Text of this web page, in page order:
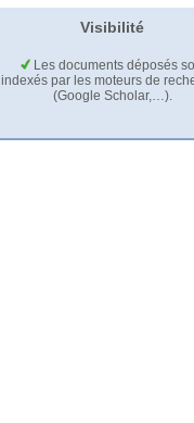
Visibilité
Les documents déposés
indexés par les moteurs de
(Google Scholar,…).